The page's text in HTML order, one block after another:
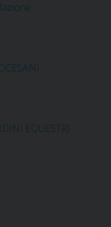
EQUESTRI